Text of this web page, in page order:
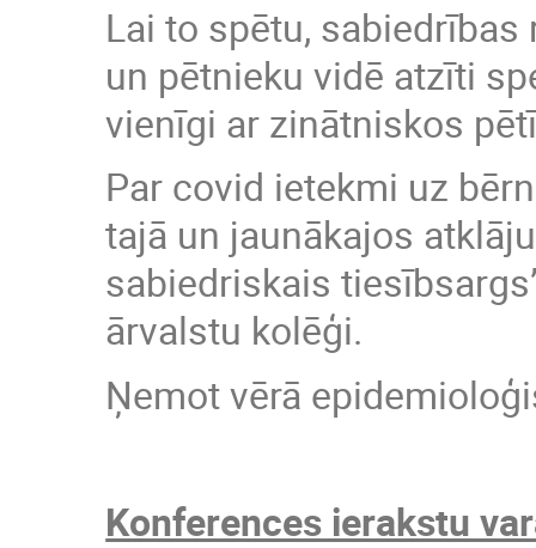
Lai to spētu,
un pētnieku vidē atzīti
vienīgi ar zinātniskos
Par covid ietekmi uz
tajā un jaunākajos
sabiedriskais
ārvalstu kolēģi.
Ņemot vērā
Konferences ierakstu